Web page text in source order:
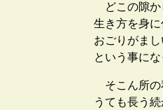
どこの隙か
生き方を身
おごりがま
という事にな
そこん所の
うても長う